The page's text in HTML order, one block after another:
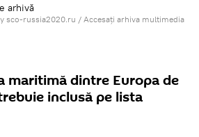
arhivă
sco-russia2020.ru / Accesați arhiva multimedia
maritimă dintre Europa de
inclusă pe lista